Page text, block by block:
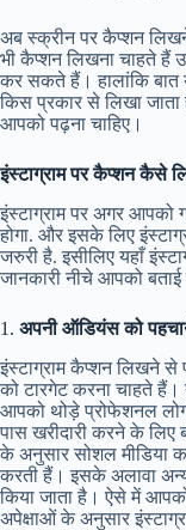
अब स्क्रीन पर कैप्शन
भी कैप्शन लिखना चाहते हैं
कर सकते हैं। हालांकि बात
किस प्रकार से लिखा
आपको पढ़ना चाहिए।
इंस्टाग्राम पर कैप्शन कैसे
इंस्टाग्राम पर अगर आपको
होगा. और इसके लिए
जरुरी है. इसीलिए यहाँ
जानकारी नीचे आपको बताई
1. अपनी ऑडियंस को
इंस्टाग्राम कैप्शन लिखने
को टारगेट करना चाहते हैं।
आपको थोड़े प्रोफेशनल
पास खरीदारी करने के लिए
के अनुसार सोशल मीडिया
करती हैं। इसके अलावा अन्य
किया जाता है। ऐसे में
अपेक्षाओं के अनुसार